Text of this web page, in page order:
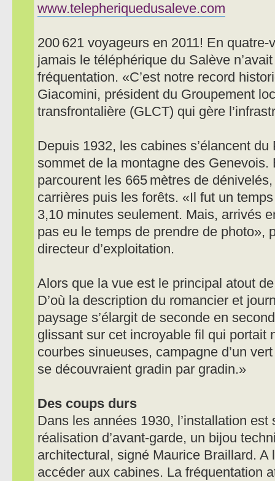
www.telepheriquedusaleve.com
200 621 voyageurs en 2011! En quatre-
jamais le téléphérique du Salève
fréquentation. «C’est notre record
Giacomini, président du Groupement
transfrontalière (GLCT) qui gère
Depuis 1932, les cabines s’élancent du
sommet de la montagne des Genevois.
parcourent les 665 mètres de
carrières puis les forêts. «Il fut un
3,10 minutes seulement. Mais, arrivés
pas eu le temps de prendre de photo»,
directeur d’exploitation.
Alors que la vue est le principal atout
D’où la description du romancier et
paysage s’élargit de seconde en
glissant sur cet incroyable fil qui portait
courbes sinueuses, campagne d’un
se découvraient gradin par gradin.»
Des coups durs
Dans les années 1930, l’installation est
réalisation d’avant-garde, un bijou
architectural, signé Maurice Braillard. A
accéder aux cabines. La fréquentation